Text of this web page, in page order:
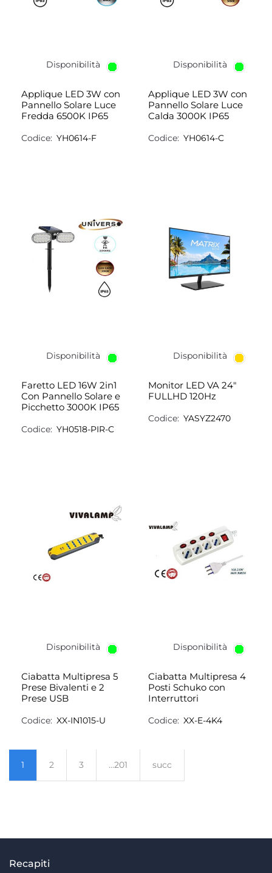
Disponibilità
Applique LED 3W con
Pannello Solare Luce
Fredda 6500K IP65
Codice: YH0614-F
Disponibilità
Applique LED 3W con
Pannello Solare Luce
Calda 3000K IP65
Codice: YH0614-C
Disponibilità
Faretto LED 16W 2in1
Con Pannello Solare e
Picchetto 3000K IP65
Codice: YH0518-PIR-C
Disponibilità
Monitor LED VA 24"
FULLHD 120Hz
Codice: YASYZ2470
Disponibilità
Ciabatta Multipresa 5
Prese Bivalenti e 2
Prese USB
Codice: XX-IN1015-U
Disponibilità
Ciabatta Multipresa 4
Posti Schuko con
Interruttori
Codice: XX-E-4K4
1 2 3 ...201 succ
Recapiti